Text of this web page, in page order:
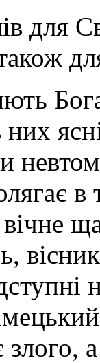
для
них